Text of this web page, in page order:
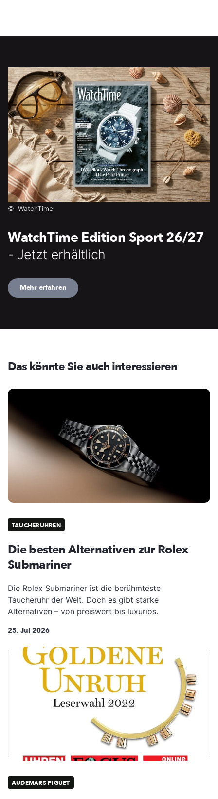
© WatchTime
WatchTime Edition Sport 26/27
- Jetzt erhältlich
Mehr erfahren
Das könnte Sie auch interessieren
TAUCHERUHREN
Die besten Alternativen zur Rolex
Submariner
Die Rolex Submariner ist die berühmteste
Taucheruhr der Welt. Doch es gibt starke
Alternativen – von preiswert bis luxuriös.
25. Jul 2026
AUDEMARS PIGUET